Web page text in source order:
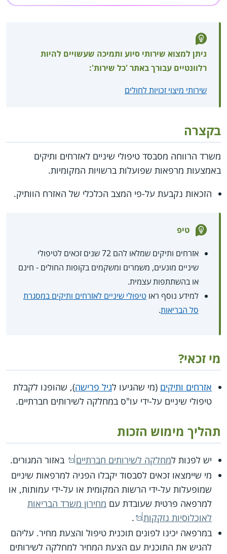
ניתן למצוא שירותי סיוע ותמיכה שעשויים להיות
רלוונטיים עבורך באתר 'כל שירות':
שירותי מיצוי זכויות לחולים
בקצרה
משרד הרווחה מסבסד טיפולי שיניים לאזרחים ותיקים
באמצעות מרפאות שפועלות ברשויות המקומיות.
הזכאות נקבעת על-פי המצב הכלכלי של האזרח הוותיק.
טיפ
אזרחים ותיקים שמלאו להם 72 שנים זכאים לטיפולי
שיניים מונעים, משמרים ומשקמים בקופות החולים - חינם
או בהשתתפות עצמית.
למידע נוסף ראו טיפולי שיניים לאזרחים ותיקים במסגרת
סל הבריאות.
מי זכאי?
אזרחים ותיקים (מי שהגיעו לגיל פרישה), שהופנו לקבלת
טיפולי שיניים על-ידי עו"ס במחלקה לשירותים חברתיים.
תהליך מימוש הזכות
יש לפנות למחלקה לשירותים חברתיים
באזור המגורים.
מי שיימצאו זכאים לסבסוד יקבלו הפניה למרפאות שיניים
שמופעלות על-ידי הרשות המקומית או על-ידי עמותות, או
למרפאה פרטית שעובדת עם מחירון משרד הבריאות
לאוכלוסיות נזקקות
.
במרפאה יכינו לפונים תוכנית טיפול והצעת מחיר. עליהם
להגיש את התוכנית עם הצעת המחיר למחלקה לשירותים